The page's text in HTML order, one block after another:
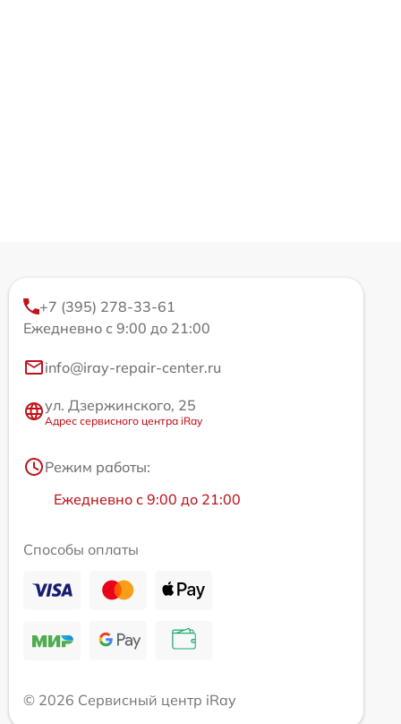
+7 (395) 278-33-61
Ежедневно с 9:00 до 21:00
info@iray-repair-center.ru
ул. Дзержинского, 25
Адрес сервисного центра iRay
Режим работы:
Ежедневно с 9:00 до 21:00
Способы оплаты
© 2026 Сервисный центр iRay